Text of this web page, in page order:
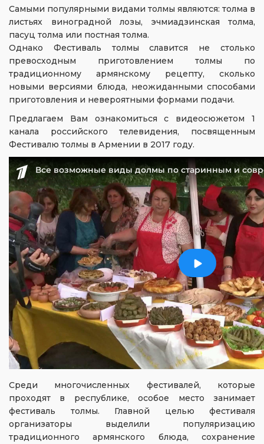
Самыми популярными видами толмы являются: толма в
листьях виноградной лозы, эчмиадзинская толма,
пасуц толма или постная толма.
Однако Фестиваль толмы славится не столько
превосходным приготовлением толмы по
традиционному армянскому рецепту, сколько
новыми версиями блюда, неожиданными способами
приготовления и невероятными формами подачи.
Предлагаем Вам ознакомиться с видеосюжетом 1
канала российского телевидения, посвященным
Фестивалю толмы в Армении в 2017 году.
Среди многочисленных фестивалей, которые
проходят в республике, особое место занимает
фестиваль толмы. Главной целью фестиваля
организаторы выделили популяризацию
традиционного армянского блюда, сохранение